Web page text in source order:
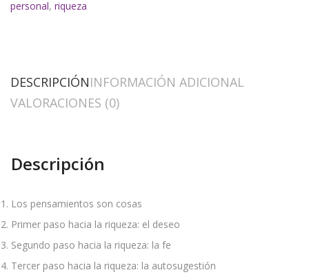
personal, riqueza
DESCRIPCIÓNINFORMACIÓN ADICIONAL
VALORACIONES (0)
Descripción
Los pensamientos son cosas
Primer paso hacia la riqueza: el deseo
Segundo paso hacia la riqueza: la fe
Tercer paso hacia la riqueza: la autosugestión